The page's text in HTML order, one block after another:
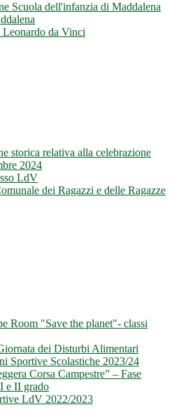
Scuola dell'infanzia di Maddalena
Leonardo da Vinci
storica relativa alla celebrazione
2024
LdV
dei Ragazzi e delle Ragazze
Room "Save the planet"- classi
dei Disturbi Alimentari
Sportive Scolastiche 2023/24
Corsa Campestre” – Fase
e II grado
LdV 2022/2023